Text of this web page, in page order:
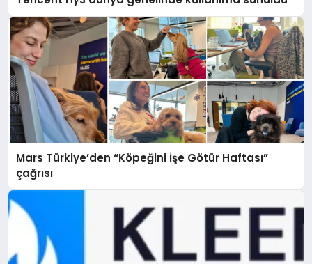
Mars Türkiye’den “Köpeğini İşe Götür Haftası”
çağrısı